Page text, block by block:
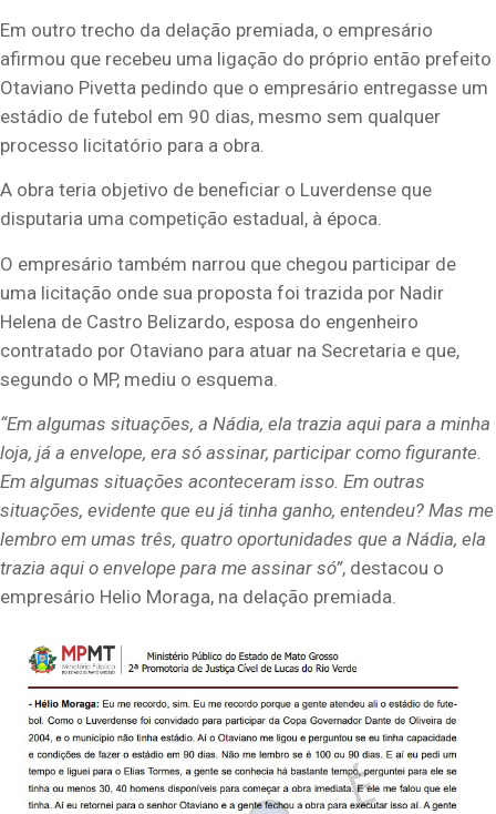
Em outro trecho da delação premiada, o empresário
afirmou que recebeu uma ligação do próprio então prefeito
Otaviano Pivetta pedindo que o empresário entregasse um
estádio de futebol em 90 dias, mesmo sem qualquer
processo licitatório para a obra.
A obra teria objetivo de beneficiar o Luverdense que
disputaria uma competição estadual, à época.
O empresário também narrou que chegou participar de
uma licitação onde sua proposta foi trazida por Nadir
Helena de Castro Belizardo, esposa do engenheiro
contratado por Otaviano para atuar na Secretaria e que,
segundo o MP, mediu o esquema.
“Em algumas situações, a Nádia, ela trazia aqui para a minha
loja, já a envelope, era só assinar, participar como figurante.
Em algumas situações aconteceram isso. Em outras
situações, evidente que eu já tinha ganho, entendeu? Mas me
lembro em umas três, quatro oportunidades que a Nádia, ela
trazia aqui o envelope para me assinar só”, destacou o
empresário Helio Moraga, na delação premiada.